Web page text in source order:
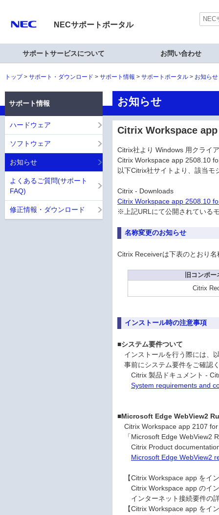
NECサポートポータル
サポートサービスについて お問い合わせ
トップ サポート・ダウンロード サポート情報 サポートポータル お知ら
お知らせ
Citrix Workspace app
Citrix社より Windows 用クライ
Citrix Workspace app 2508.10
以下Citrix社サイトより、該当
Citrix - Downloads
Citrix Workspace app 2508.10
※上記URLにて公開されている
名称変更のお知らせ
Citrix Receiverは下表のとおり
旧コンポ
Citrix
インストール時の注意事項
■システム要件ついて
インストールを行う際には、
事前にシステム要件をご確認
Citrix 製品ドキュメント -
System requirements and
■Microsoft Edge WebView2
Citrix Workspace app 2107
「Microsoft Edge WebView2
Citrix Product documentation
Microsoft Edge WebView2
【Citrix Workspace app をイ
Citrix Workspace app のイン
インターネット接続要件の詳
【Citrix Workspace app をイ
サポート情報
ハードウェア
ソフトウェア
お知らせ
よくあるご質問(サポート
FAQ)
修正情報・ダウンロード